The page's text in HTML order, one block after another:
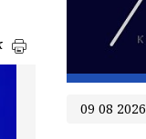
09 08 2026